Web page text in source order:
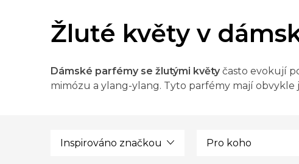
Žluté květy v
Dámské parfémy se žlutými květy často evokují
mimózu a ylang-ylang. Tyto parfémy mají obvykle
Inspirováno značkou Pro koho